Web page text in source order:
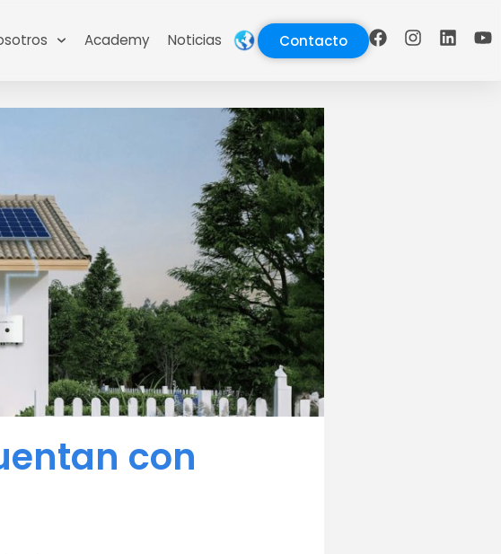
Academy Noticias Contacto
con